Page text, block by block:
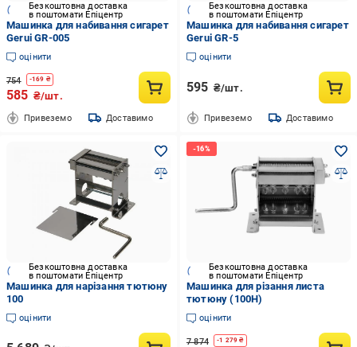
Безкоштовна доставка
в поштомати Епіцентр
Машинка для набивання сигарет
Gerui GR-005
оцінити
754 -169 ₴
585 ₴/шт.
Привеземо Доставимо
Безкоштовна доставка
в поштомати Епіцентр
Машинка для набивання сигарет
Gerui GR-5
оцінити
595 ₴/шт.
Привеземо Доставимо
Безкоштовна доставка
в поштомати Епіцентр
Машинка для нарізання тютюну
100
оцінити
Безкоштовна доставка
в поштомати Епіцентр
Машинка для різання листа
тютюну (100Н)
оцінити
7 874 -1 279 ₴